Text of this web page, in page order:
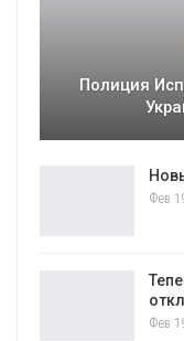
Полиция
Фев
Фев